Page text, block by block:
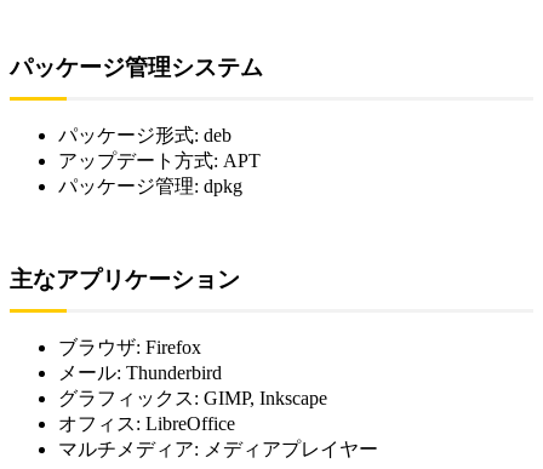
パッケージ管理システム
パッケージ形式: deb
アップデート方式: APT
パッケージ管理: dpkg
主なアプリケーション
ブラウザ: Firefox
メール: Thunderbird
グラフィックス: GIMP, Inkscape
オフィス: LibreOffice
マルチメディア: メディアプレイヤー